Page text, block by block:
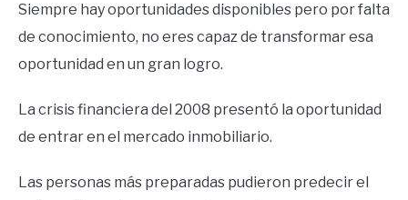
Siempre hay oportunidades disponibles pero por falta
de conocimiento, no eres capaz de transformar esa
oportunidad en un gran logro.
La crisis financiera del 2008 presentó la oportunidad
de entrar en el mercado inmobiliario.
Las personas más preparadas pudieron predecir el